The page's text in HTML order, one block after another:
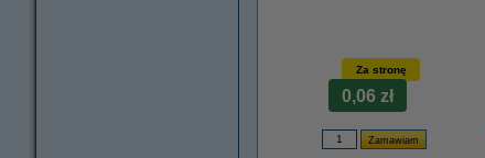
Za stronę
0,06 zł